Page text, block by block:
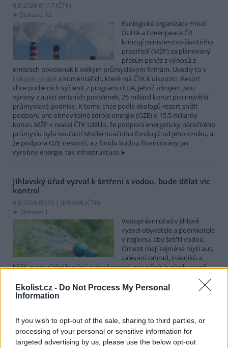
Ekolist.cz - Do Not Process My Personal
Information
If you wish to opt-out of the sale, sharing to third parties, or
processing of your personal or sensitive information for
targeted advertising by us, please use the below opt-out
6.8.2026 01:17 (ČTK)
Diskuse: 12
Ekologické organizace Hnutí
DUHA a Greenpeace ČR
kritizují ministerstvo životního
prostředí (MŽP) za plánovaný
přesun peněz z výnosů z
emisních povolenek k velkým průmyslovým firmám. Uvedly to v
tiskové zprávě a komentářích, které má ČTK k dispozici. Resort
chce podle nich vyčlenit z programu EUA, jehož zdrojem jsou
výnosy z aukcí emisních povolenek, 25 miliard korun pro největší
průmyslové podniky. K tomu chce podle ekologů resort snížit
podporu pro obnovitelné zdroje energie (OZE) o 15,5 miliardy
korun. MŽP v reakci ČTK sdělilo, že podpora energeticky náročného
průmyslu byla součástí Modernizačního fondu již od jeho vzniku, a
že podpora OZE nekončí, a z fondu budou financovány jak
výrobny energie, tak infrastruktura.
Jihlavský úřad vyzval k šetření s vodou, bude dělat víc
kontrol
6.8.2026 00:51 | JIHLAVA (ČTK)
Diskuse: 1
Vodoprávní úřad v Jihlavě
vyzval obyvatele a podnikatele
v regionu, aby šetřili vodou.
Omezit mají zejména mytí aut,
zalévání zahrad, trávníků a
hřišť, napouštění bazénů nebo kropení zpevněných ploch, uvedl
kontrolovat povolené odběry. Výzva k šetření vodou platí pro
všechny obce spadající pod Jihlavu jako obec s rozšířenou
Celníci odhalili gang překupníků papoušků, zajistili
stovku ptáků